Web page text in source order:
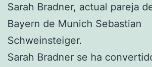
Sarah Bradner, actual pareja
Bayern de Munich Sebastian
Schweinsteiger.
Sarah Bradner se ha